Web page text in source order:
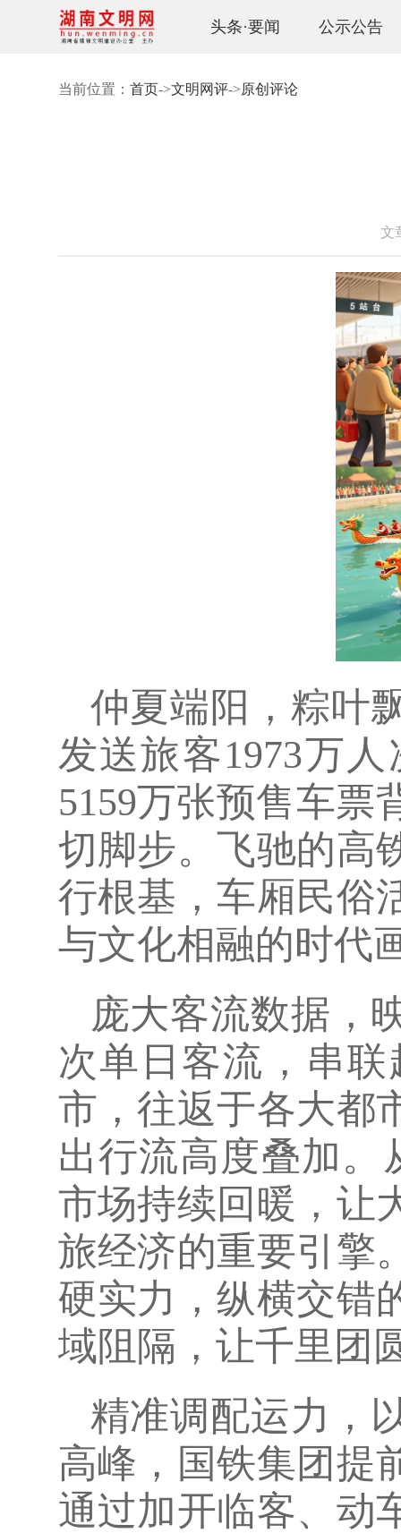
头条·要闻 公示公告
当前位置： 首页->文明网评->原创评论
文
仲夏端阳，粽叶
发送旅客1973万
5159万张预售车票
切脚步。飞驰的高
行根基，车厢民俗
与文化相融的时代
庞大客流数据，
次单日客流，串
市，往返于各大都
出行流高度叠加。
市场持续回暖，让
旅经济的重要引擎
硬实力，纵横交错
域阻隔，让千里团
精准调配运力，
高峰，国铁集团提
通过加开临客、动